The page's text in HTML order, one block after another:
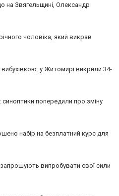
на Звягельщині, Олександр
чоловіка, який викрав
у Житомирі викрили 34-
синоптики попередили про зміну
набір на безплатний курс для
запрошують випробувати свої сили